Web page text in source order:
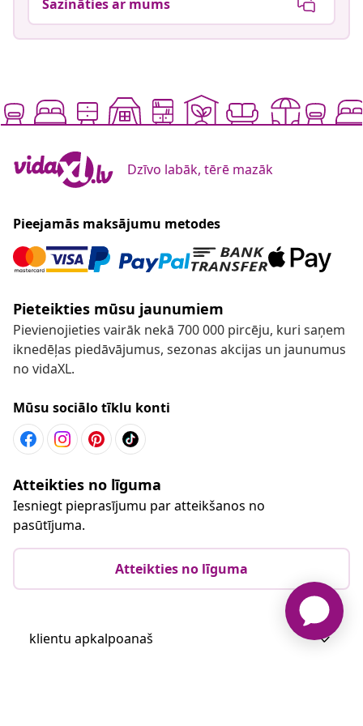
Sazināties ar mums
Dzīvo labāk, tērē mazāk
Pieejamās maksājumu metodes
Pieteikties mūsu jaunumiem
Pievienojieties vairāk nekā 700 000 pircēju, kuri saņem
iknedēļas piedāvājumus, sezonas akcijas un jaunumus
no vidaXL.
Mūsu sociālo tīklu konti
Atteikties no līguma
Iesniegt pieprasījumu par atteikšanos no
pasūtījuma.
Atteikties no līguma
klientu apkalpoanaš